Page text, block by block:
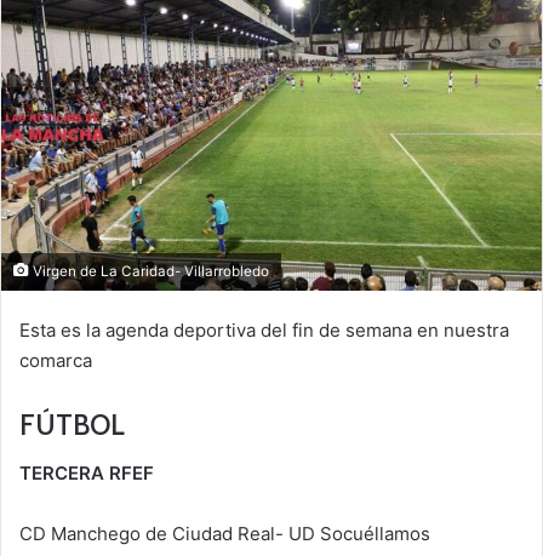
Virgen de La Caridad- Villarrobledo
Esta es la agenda deportiva del fin de semana en nuestra
comarca
FÚTBOL
TERCERA RFEF
CD Manchego de Ciudad Real- UD Socuéllamos